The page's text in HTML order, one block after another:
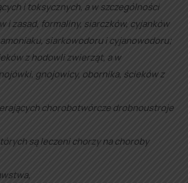
i toksycznych, a w szczególności
i zasad, formaliny, siarczków, cyjanków
siarkowodoru i cyjanowodoru;
z hodowli zwierząt, a w
gnojowicy, obornika, ścieków z
chorobotwórcze drobnoustroje
są leczeni chorzy na choroby